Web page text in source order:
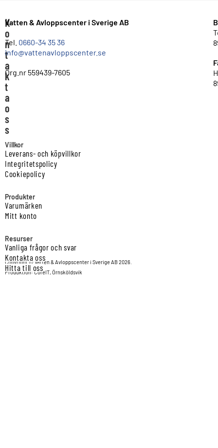
K
o
n
t
a
k
t
a
o
s
s
Vatten & Avloppscenter i Sverige AB
Tel. 0660-34 35 36
info@vattenavloppscenter.se
Org.nr 559439-7605
Villkor
Leverans- och köpvillkor
Integritetspolicy
Cookiepolicy
Produkter
Varumärken
Mitt konto
Resurser
Vanliga frågor och svar
Kontakta oss
Hitta till oss
Copyright © Vatten & Avloppscenter i Sverige AB 2026.
Produktion: CoreIT, Örnsköldsvik